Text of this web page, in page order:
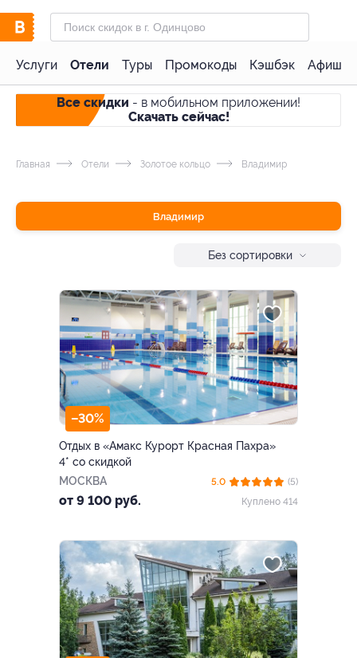
Услуги Отели Туры Промокоды Кэшбэк Афиша
Все скидки - в мобильном приложении!
Скачать сейчас!
Главная Отели Золотое кольцо Владимир
Владимир
Без сортировки
–30%
Отдых в «Амакс Курорт ‎Красная Пахра»
4* со скидкой
МОСКВА
от 9 100 руб.
5.0
(5)
Куплено 414